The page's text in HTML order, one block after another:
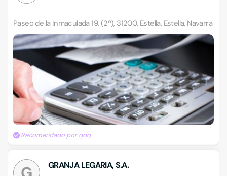
Paseo de la Inmaculada 19, (2º), 31200, Estella, Estella, Navarra
Recomendado por qdq
GRANJA LEGARIA, S.A.